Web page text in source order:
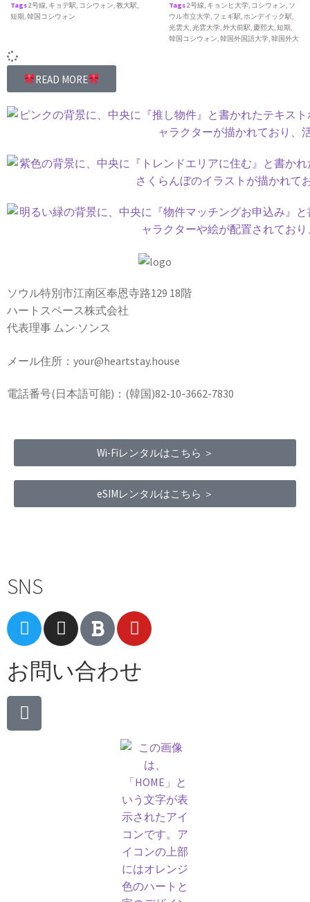
Tags2号線, キョデ駅, コシウォン,教大駅,
短期,韓国コシウォン
Tags2号線, キョンヒ大学, コシウォン, ソ
ウル市立大学, フェギ駅,ホンデイック駅,
光雲大,光雲大学,外大前駅, 慶熙大,短期,
韓国コシウォン,韓国外国語大学,韓国外大
READ MORE
ソウル特別市江南区奉恩寺路129 18階
ハートスペース株式会社
代表理事 ムン·ソンス
メール住所：your@heartstay.house
電話番号(日本語可能)：(韓国)82-10-3662-7830
Wi-Fiレンタルはこちら ＞
eSIMレンタルはこちら ＞
SNS
お問い合わせ